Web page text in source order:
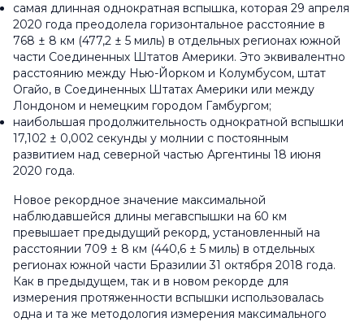
самая длинная однократная вспышка, которая 29 апреля
2020 года преодолела горизонтальное расстояние в
768 ± 8 км (477,2 ± 5 миль) в отдельных регионах южной
части Соединенных Штатов Америки. Это эквивалентно
расстоянию между Нью-Йорком и Колумбусом, штат
Огайо, в Соединенных Штатах Америки или между
Лондоном и немецким городом Гамбургом;
наибольшая продолжительность однократной вспышки
17,102 ± 0,002 секунды у молнии с постоянным
развитием над северной частью Аргентины 18 июня
2020 года.
Новое рекордное значение максимальной
наблюдавшейся длины мегавспышки на 60 км
превышает предыдущий рекорд, установленный на
расстоянии 709 ± 8 км (440,6 ± 5 миль) в отдельных
регионах южной части Бразилии 31 октября 2018 года.
Как в предыдущем, так и в новом рекорде для
измерения протяженности вспышки использовалась
одна и та же методология измерения максимального